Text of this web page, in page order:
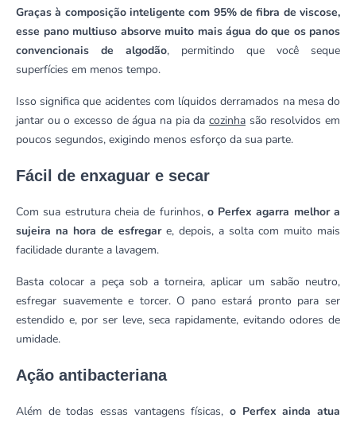
Graças à composição inteligente com 95% de fibra de viscose,
esse pano multiuso absorve muito mais água do que os panos
convencionais de algodão, permitindo que você seque
superfícies em menos tempo.
Isso significa que acidentes com líquidos derramados na mesa do
jantar ou o excesso de água na pia da cozinha são resolvidos em
poucos segundos, exigindo menos esforço da sua parte.
Fácil de enxaguar e secar
Com sua estrutura cheia de furinhos, o Perfex agarra melhor a
sujeira na hora de esfregare, depois, a solta com muito mais
facilidade durante a lavagem.
Basta colocar a peça sob a torneira, aplicar um sabão neutro,
esfregar suavemente e torcer. O pano estará pronto para ser
estendido e, por ser leve, seca rapidamente, evitando odores de
umidade.
Ação antibacteriana
Além de todas essas vantagens físicas, o Perfex ainda atua